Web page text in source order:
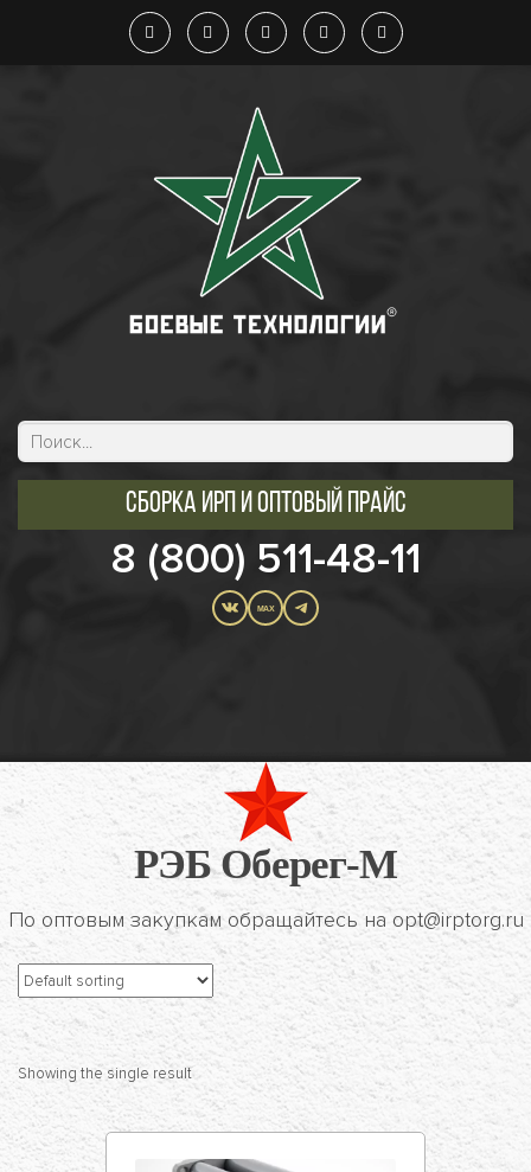
Сборка ИРП и оптовый прайс
8 (800) 511-48-11
MAX
РЭБ Оберег-М
По оптовым закупкам обращайтесь на opt@irptorg.ru
Showing the single result